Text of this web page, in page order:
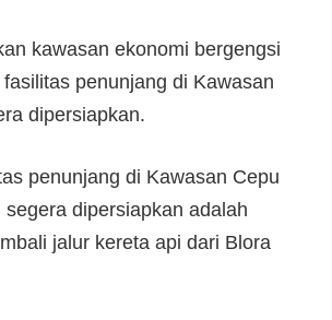
kawasan ekonomi bergengsi
penunjang di Kawasan
dipersiapkan.
penunjang di Kawasan Cepu
dipersiapkan adalah
jalur kereta api dari Blora